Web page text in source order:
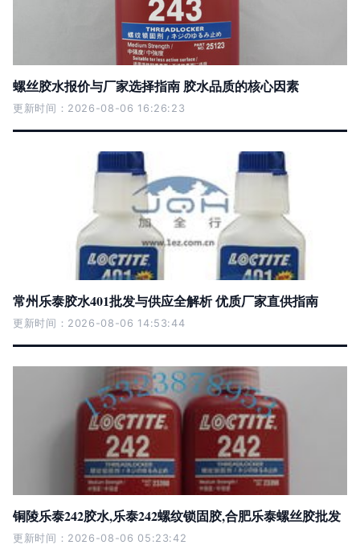
螺丝胶水报价与厂家选择指南 胶水品质的核心因素
更新时间：2026-08-06 16:26:23
常州乐泰胶水401批发与供应全解析 优质厂家直供指南
更新时间：2026-08-06 14:53:44
铜陵乐泰242胶水,乐泰242螺纹锁固胶,合肥乐泰螺丝胶批发
更新时间：2026-08-06 05:23:42